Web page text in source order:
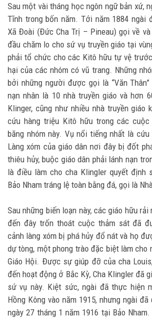
Sau một vài tháng học ngôn ngữ bản xứ,
Tĩnh trong bốn năm. Tới năm 1884 ngài
Xã Đoài (Đức Cha Trị – Pineau) gọi về
đầu chăm lo cho sứ vụ truyền giáo tại
phải tổ chức cho các Kitô hữu tự vệ
hại của các nhóm có vũ trang. Những
bởi những người được gọi là “Văn
nạn nhân là 10 nhà truyền giáo và hơn
Klinger, cũng như nhiều nhà truyền giáo
cứu hàng triệu Kitô hữu trong các
băng nhóm này. Vụ nổi tiếng nhất là cứu
Làng xóm của giáo dân nơi đây bị đốt
thiêu hủy, buộc giáo dân phải lánh nạn
là điều làm cho cha Klingler quyết định
Bảo Nham tráng lệ toàn bằng đá, gọi là
Sau những biến loạn này, các giáo hữu
đến đây trốn thoát cuộc thảm sát đã
cảnh làng xóm bị phá hủy đổ nát và họ
dự tòng, một phong trào đặc biệt làm cho
Giáo Hội. Được sự giúp đỡ của cha
đến hoạt động ở Bắc Kỳ, Cha Klingler đã
sứ vụ này. Kiệt sức, ngài đã thực hiện
Hồng Kông vào năm 1915, nhưng ngài
ngày 27 tháng 1 năm 1916 tại Bảo